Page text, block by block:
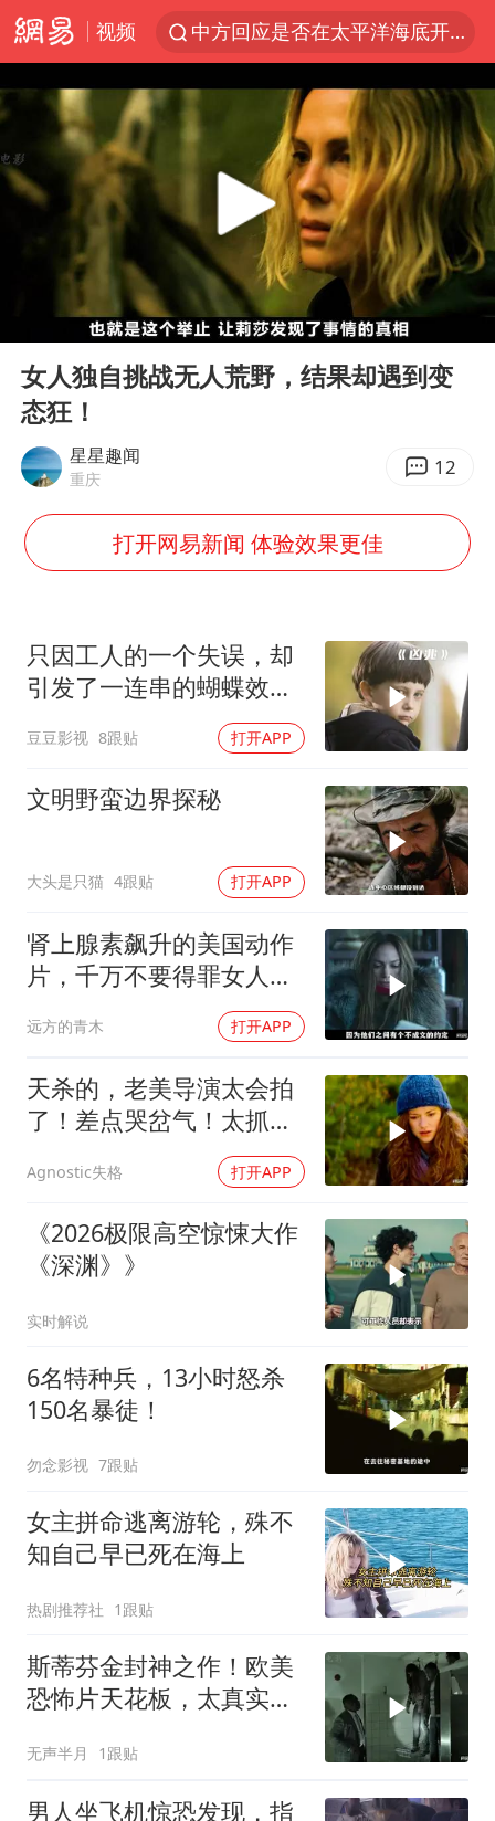
视频
中方回应是否在太平洋海底开采稀土
吉林一“温度计大楼”读数爆表
贵州轮胎子公司获美国退税8136万
台风白海豚影响中国已成定局
我国编制完成新版全月地质图
中国五箭齐发反制美国
27岁女子成组织卖淫集团主犯被通缉
多地要求领导干部带头休假
东方甄选被判赔偿江小白30万元
奋进开新局 实干挑大梁
Play
00:00 15:57
女人独自挑战无人荒野，结果却遇到变
态狂！
星星趣闻
重庆 12
打开网易新闻 体验效果更佳
只因工人的一个失误，却
引发了一连串的蝴蝶效
应！惊悚片《凶兆》
豆豆影视 8跟贴 打开APP
文明野蛮边界探秘
大头是只猫 4跟贴 打开APP
肾上腺素飙升的美国动作
片，千万不要得罪女人，
远方的青木 打开APP
天杀的，老美导演太会拍
了！差点哭岔气！太抓心
Agnostic失格 打开APP
《2026极限高空惊悚大作
《深渊》》
实时解说
6名特种兵，13小时怒杀
150名暴徒！
勿念影视 7跟贴
女主拼命逃离游轮，殊不
知自己早已死在海上
热剧推荐社 1跟贴
斯蒂芬金封神之作！欧美
恐怖片天花板，太真实
无声半月 1跟贴
男人坐飞机惊恐发现，指